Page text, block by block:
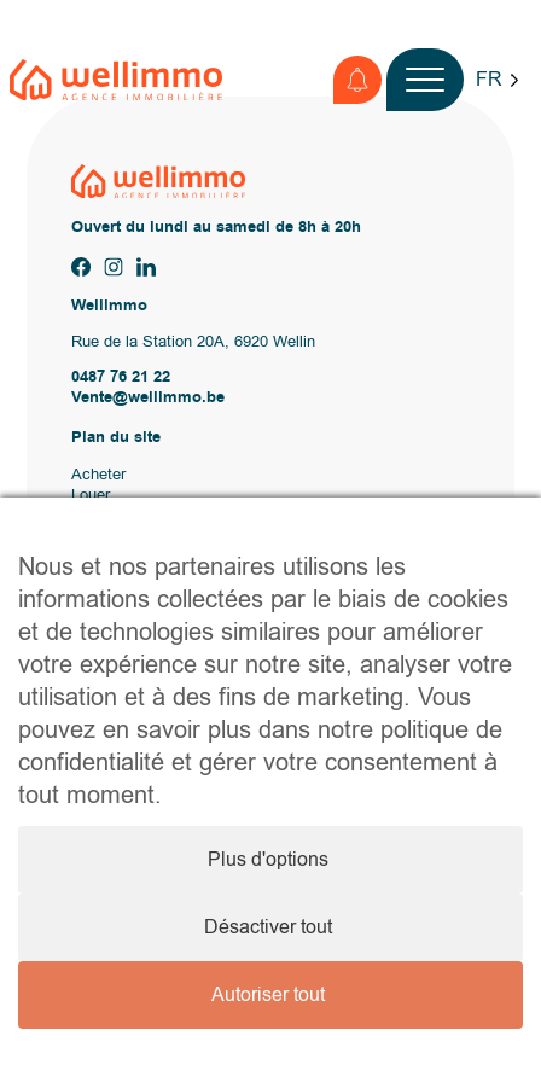
FR
Ouvert du lundi au samedi de 8h à 20h
Wellimmo
Rue de la Station 20A, 6920 Wellin
0487 76 21 22
Vente@wellimmo.be
Plan du site
Acheter
Louer
Contact
Liens utiles
Conseils pratiques pour vendre ou louer
Préparer un déménagement
Documents utiles
Notaire.be
Société
TVA. BE 0464.629.802 • IPI : 510350 RC professionnelle et
cautionnement via AXA Belgium SA – police n° 730.390.160
Protection des données personnelles•Mentions légales
Nous et nos partenaires utilisons les
informations collectées par le biais de cookies
et de technologies similaires pour améliorer
votre expérience sur notre site, analyser votre
utilisation et à des fins de marketing. Vous
pouvez en savoir plus dans notre politique de
confidentialité et gérer votre consentement à
tout moment.
Plus d'options
Désactiver tout
Autoriser tout